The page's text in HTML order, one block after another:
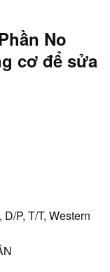
No
cơ để sửa
P, T/T, Western